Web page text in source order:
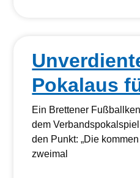
Pokalaus
Ein Brettener
dem
den Punkt: „Die
zweimal